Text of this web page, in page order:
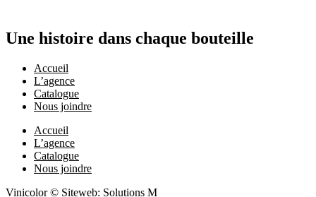
Une histoire dans chaque bouteille
Accueil
L’agence
Catalogue
Nous joindre
Accueil
L’agence
Catalogue
Nous joindre
Vinicolor © Siteweb: Solutions M